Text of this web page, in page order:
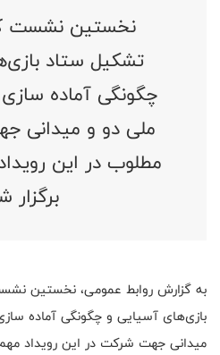
نخستین نشست
تشکیل ستاد
چگونگی آماده
ملی دو و میدانی
مطلوب در این
برگزار
به گزارش روابط عمومی، نخستین
بازی‌های آسیایی و چگونگی آماده
میدانی جهت شرکت در این رویداد مهم